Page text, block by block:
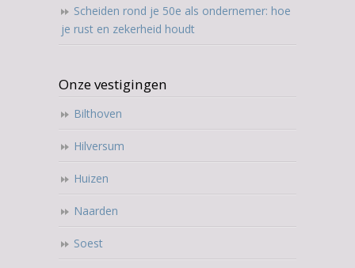
Scheiden rond je 50e als ondernemer: hoe
je rust en zekerheid houdt
Onze vestigingen
Bilthoven
Hilversum
Huizen
Naarden
Soest